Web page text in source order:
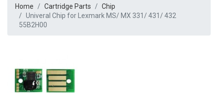
Home Cartridge Parts
Chip
Univeral Chip for Lexmark MS/ MX 331/ 431/ 432
55B2H00